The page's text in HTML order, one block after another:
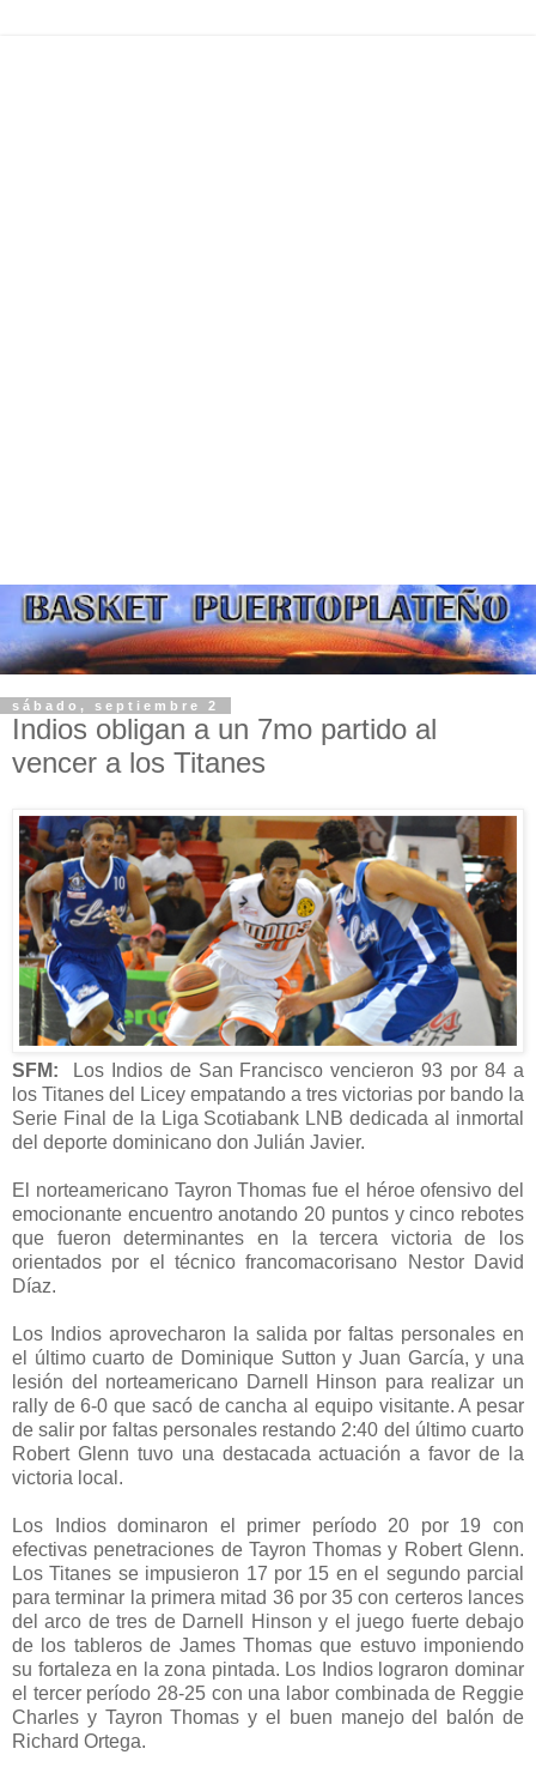
sábado, septiembre 2
Indios obligan a un 7mo partido al
vencer a los Titanes
SFM: Los Indios de San Francisco vencieron 93 por 84 a
los Titanes del Licey empatando a tres victorias por bando la
Serie Final de la Liga Scotiabank LNB dedicada al inmortal
del deporte dominicano don Julián Javier.
El norteamericano Tayron Thomas fue el héroe ofensivo del
emocionante encuentro anotando 20 puntos y cinco rebotes
que fueron determinantes en la tercera victoria de los
orientados por el técnico francomacorisano Nestor David
Díaz.
Los Indios aprovecharon la salida por faltas personales en
el último cuarto de Dominique Sutton y Juan García, y una
lesión del norteamericano Darnell Hinson para realizar un
rally de 6-0 que sacó de cancha al equipo visitante. A pesar
de salir por faltas personales restando 2:40 del último cuarto
Robert Glenn tuvo una destacada actuación a favor de la
victoria local.
Los Indios dominaron el primer período 20 por 19 con
efectivas penetraciones de Tayron Thomas y Robert Glenn.
Los Titanes se impusieron 17 por 15 en el segundo parcial
para terminar la primera mitad 36 por 35 con certeros lances
del arco de tres de Darnell Hinson y el juego fuerte debajo
de los tableros de James Thomas que estuvo imponiendo
su fortaleza en la zona pintada. Los Indios lograron dominar
el tercer período 28-25 con una labor combinada de Reggie
Charles y Tayron Thomas y el buen manejo del balón de
Richard Ortega.